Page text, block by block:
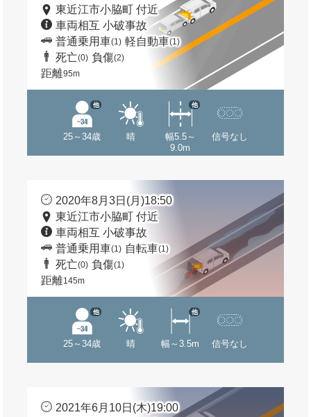
東近江市小脇町 付近
車両相互 小破事故
普通乗用車(1) 軽自動車(1)
死亡(0) 負傷(2)
距離95m
25～34歳
他
晴
幅5.5～
9.0m
他
信号なし
2020年8月3日(月)18:50
東近江市小脇町 付近
車両相互 小破事故
普通乗用車(1) 自転車(1)
死亡(0) 負傷(1)
距離145m
25～34歳
他
晴 幅～3.5m
他
信号なし
2021年6月10日(木)19:00